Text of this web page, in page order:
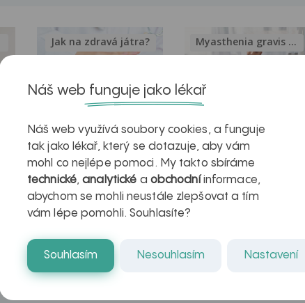
Ztukovatění
jater v datech a
obrazech
Jak na zdravá játra?
Inovativní
léčba
myastenie –
naděje pro ty,
Myasthenia gravis – vše, co...
Náš web funguje jako lékař
Náš web využívá soubory cookies, a funguje
tak jako lékař, který se dotazuje, aby vám
mohl co nejlépe pomoci. My takto sbíráme
technické,analytické a obchodníinformace,
abychom se mohli neustále zlepšovat a tím
vám lépe pomohli. Souhlasíte?
Souhlasím Nesouhlasím Nastavení